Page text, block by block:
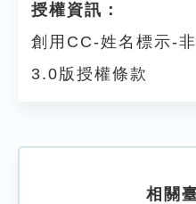
授權資訊：
創用CC-姓名標示-
3.0版授權條款
相關